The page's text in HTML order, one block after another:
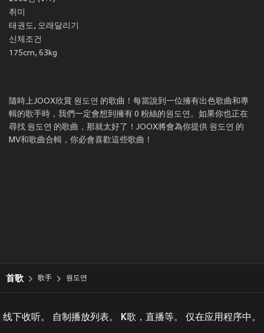
취미
태권도, 오래달리기
신체조건
175cm, 63kg
隨時上JOOX欣賞 원도연 的歌曲！每當說到一位擁有出色歌曲和專
輯的歌手時，我們一定會想到擁有 0 粉絲的원도연。如果你也正在
尋找 원도연 的歌曲，那就太好了！JOOX將會為你提供 원도연 的
MV和歌曲合輯，你必會喜歡這些歌曲！
首歌 歌手 원도연
线下收听。 自制播放列表。 K歌，直播等。 仅在应用程序中。